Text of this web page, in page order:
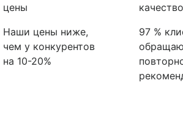
цены
Наши цены ниже,
чем у конкурентов
на 10-20%
качество
97 %